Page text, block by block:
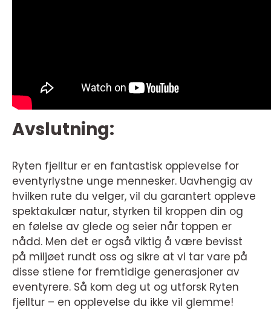
Avslutning:
Ryten fjelltur er en fantastisk opplevelse for
eventyrlystne unge mennesker. Uavhengig av
hvilken rute du velger, vil du garantert oppleve
spektakulær natur, styrken til kroppen din og
en følelse av glede og seier når toppen er
nådd. Men det er også viktig å være bevisst
på miljøet rundt oss og sikre at vi tar vare på
disse stiene for fremtidige generasjoner av
eventyrere. Så kom deg ut og utforsk Ryten
fjelltur – en opplevelse du ikke vil glemme!